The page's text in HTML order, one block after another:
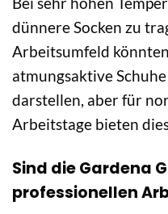
dünnere Socken zu
Arbeitsumfeld
atmungsaktive
darstellen, aber für
Arbeitstage bieten
Sind die Gardena
professionellen